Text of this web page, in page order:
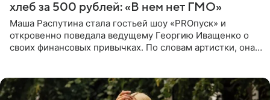
хлеб за 500 рублей: «В нем нет ГМО»
Маша Распутина стала гостьей шоу «PROпуск» и
откровенно поведала ведущему Георгию Иващенко о
своих финансовых привычках. По словам артистки, она